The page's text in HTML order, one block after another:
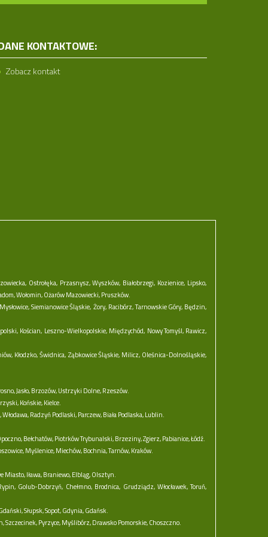
KONTAKTOWE:
Zobacz kontakt
Ostrołęka, Przasnysz,Wyszków, Białobrzegi, Kozienice, Lipsko,
Wołomin,Ożarów Mazowiecki,Pruszków.
Mysłowice,Siemianowice Śląskie, Żory, Racibórz,Tarnowskie Góry, Będzin,
Kościan, Leszno-Wielkopolskie, Międzychód, Nowy Tomyśl, Rawicz,
Kłodzko,Świdnica, Ząbkowice Śląskie, Milicz, Oleśnica-Dolnośląskie,
Jasło,Brzozów,Ustrzyki Dolne,Rzeszów.
Końskie,Kielce.
Włodawa,Radzyń Podlaski,Parczew,Biała Podlaska,Lublin.
Bełchatów,Piotrków Trybunalski,Brzeziny,Zgierz,Pabianice,Łódź.
Myślenice,Miechów,Bochnia,Tarnów,Kraków.
Miasto,Iława,Braniewo,Elbląg,Olsztyn.
Golub-Dobrzyń, Chełmno, Brodnica, Grudziądz, Włocławek, Toruń,
Słupsk,Sopot,Gdynia,Gdańsk.
Szczecinek,Pyrzyce,Myślibórz,Drawsko Pomorskie,Choszczno.